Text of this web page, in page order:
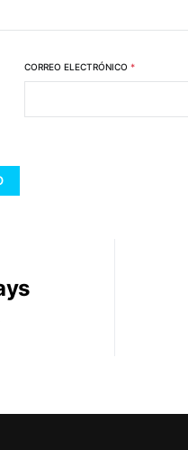
CORREO ELECTRÓNICO *